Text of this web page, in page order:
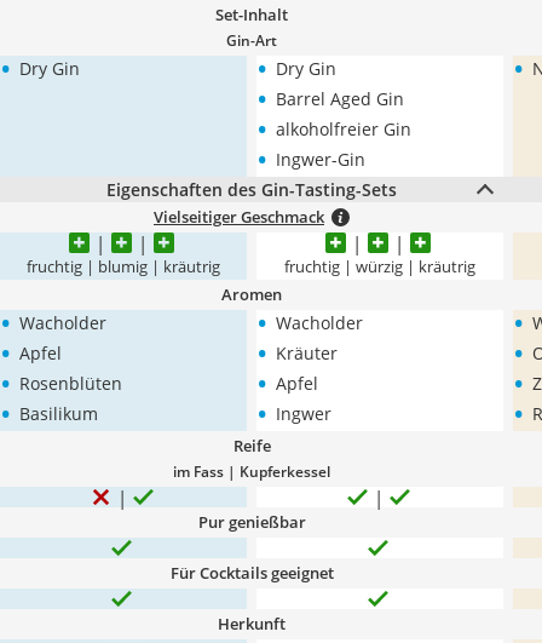
Set-Inhalt
Gin-Art
• Dry Gin • Dry Gin
• Barrel Aged Gin
• alkoholfreier Gin
• Ingwer-Gin
•
Eigenschaften des Gin-Tasting-Sets
Vielseitiger Geschmack
fruchtig | blumig | kräutrig fruchtig | würzig | kräutrig
Aromen
• Wacholder
• Apfel
• Rosenblüten
• Basilikum
• Wacholder
• Kräuter
• Apfel
• Ingwer
•
•
•
•
Reife
im Fass | Kupferkessel
Pur genießbar
Für Cocktails geeignet
Herkunft